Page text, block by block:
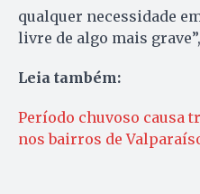
qualquer necessidade
livre de algo mais
Leia também:
Período chuvoso causa
nos bairros de